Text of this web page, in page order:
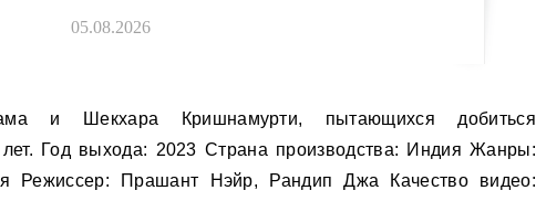
05.08.2026
Год выхода: 2023 Страна производства: Индия Жанры:
Режиссер: Прашант Нэйр, Рандип Джа Качество видео: